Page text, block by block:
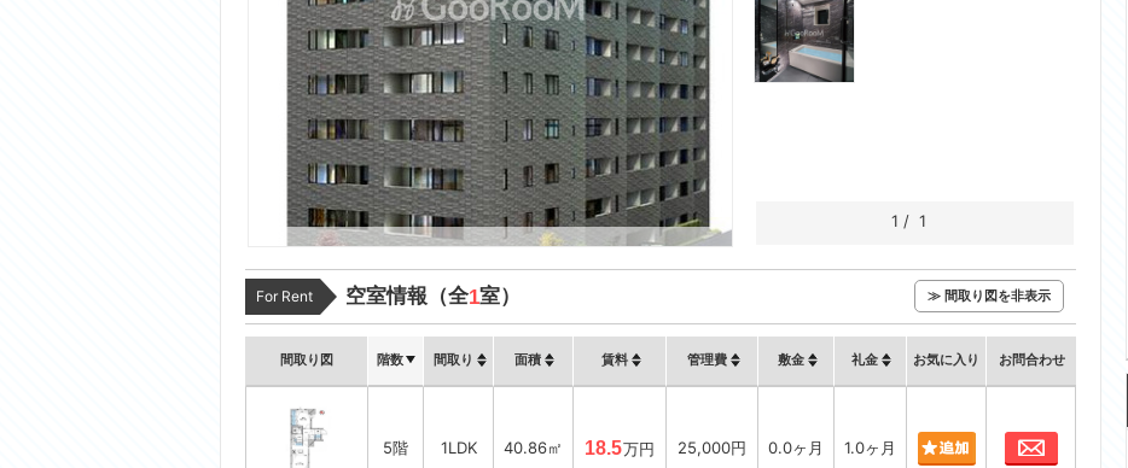
1 / 1
For Rent 空室情報（全1室） ≫ 間取り図を非表示
間取り図 階数 間取り 面積 賃料 管理費 敷金 礼金 お気に入り お問合わせ
5階 1LDK 40.86㎡ 18.5万円 25,000円 0.0ヶ月 1.0ヶ月 お問合わせ